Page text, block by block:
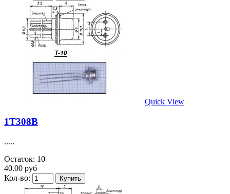
Quick View
1Т308В
.....
Остаток: 10
40.00 руб
Кол-во: